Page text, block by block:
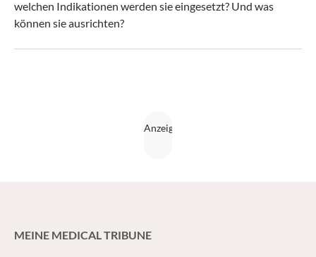
welchen Indikationen werden sie eingesetzt? Und was
können sie ausrichten?
MEINE MEDICAL TRIBUNE